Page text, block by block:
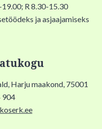
R 8.30-15.30
ja asjaajamiseks
Harju maakond, 75001
904